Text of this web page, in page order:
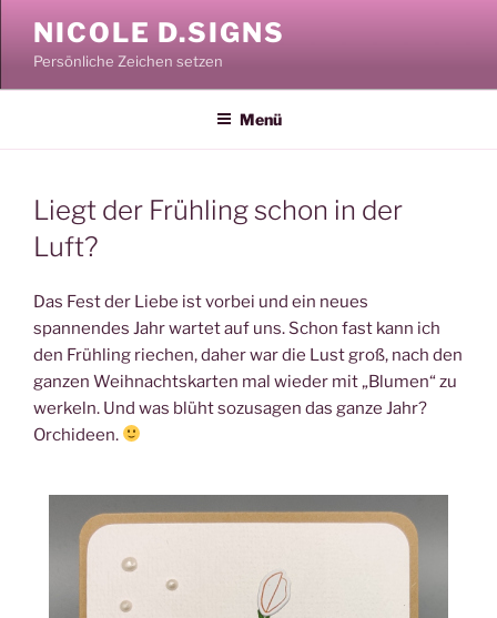
Inhalt
springen
NICOLE D.SIGNS
Persönliche Zeichen setzen
Menü
Liegt der Frühling schon in der
Luft?
Das Fest der Liebe ist vorbei und ein neues
spannendes Jahr wartet auf uns. Schon fast kann ich
den Frühling riechen, daher war die Lust groß, nach den
ganzen Weihnachtskarten mal wieder mit „Blumen“ zu
werkeln. Und was blüht sozusagen das ganze Jahr?
Orchideen.